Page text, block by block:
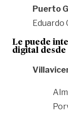
Puerto
Eduardo
Le puede
digital